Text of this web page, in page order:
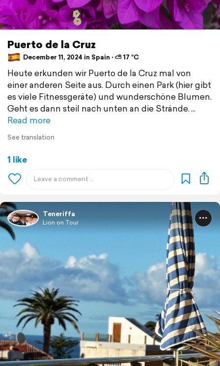
Puerto de la Cruz
December 11, 2024 in Spain ⋅ ⛅ 17 °C
Heute erkunden wir Puerto de la Cruz mal von
einer anderen Seite aus. Durch einen Park (hier gibt
es viele Fitnessgeräte) und wunderschöne Blumen.
Geht es dann steil nach unten an die Strände.
Read more
See translation
1 like
Teneriffa
Lion on Tour